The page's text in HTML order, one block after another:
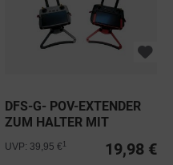
DFS-G- POV-EXTENDER
ZUM HALTER MIT
TRAGEGURT V2...
19,98 €
UVP: 39,95 €